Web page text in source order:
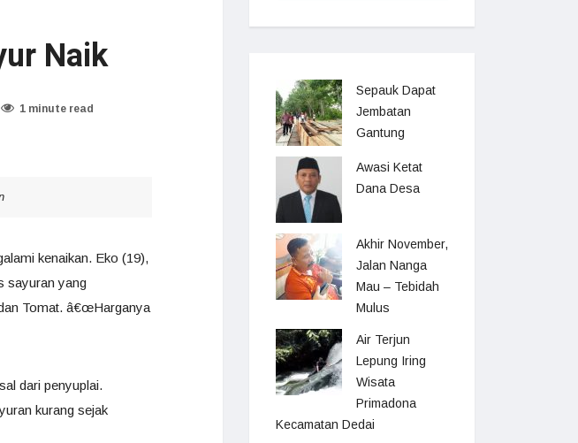
Naik
1 minute read
kenaikan. Eko (19),
sayuran yang
Tomat. â€œHarganya
dari penyuplai.
kurang sejak
Sepauk Dapat
Jembatan
Gantung
Awasi Ketat
Dana Desa
Akhir November,
Jalan Nanga
Mau – Tebidah
Mulus
Air Terjun
Lepung Iring
Wisata
Primadona
Kecamatan Dedai